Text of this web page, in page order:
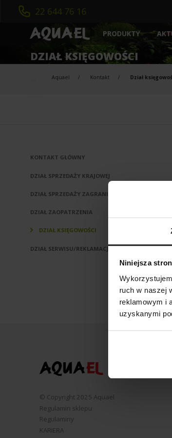
Niniejsza
ruch w naszej
reklamowym i
uzyskanymi
22 644 76 16
PRODUKTY
AKWARYSTYKA
INTELIGENTNE AKWARIUM
FILTRY ZEWNĘTRZNE
DZIAŁ KSIĘGOWOŚCI
Aquael Kontakt Dział
KONTAKT GŁÓWNY
DZIAŁ SPRZEDAŻY KRAJOWEJ
DZIAŁ SPRZEDAŻY ZAGRANICZNEJ
DZIAŁ ZAOPATRZENIA
DZIAŁ KSIĘGOWOŚCI
DZIAŁ SERWISU/REKLAMACJI
© Copyright 2025 Aquael
Regulamin sklepu
Regulaminy
KARIERA